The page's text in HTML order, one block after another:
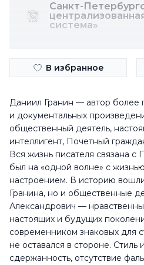
Санкт-
система»
В избранное
Даниил Гранин — автор более
и документальных
общественный деятель,
интеллигент, Почетный
Вся жизнь писателя связана с
был на «одной волне» с
настроением. В историю
Гранина, но и общественные
Александрович —
настоящих и будущих
современником знаковых для
не оставался в стороне. Стиль
сдержанность, отсутствие